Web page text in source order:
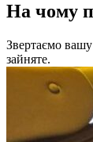
На чому
Звертаємо
зайняте.